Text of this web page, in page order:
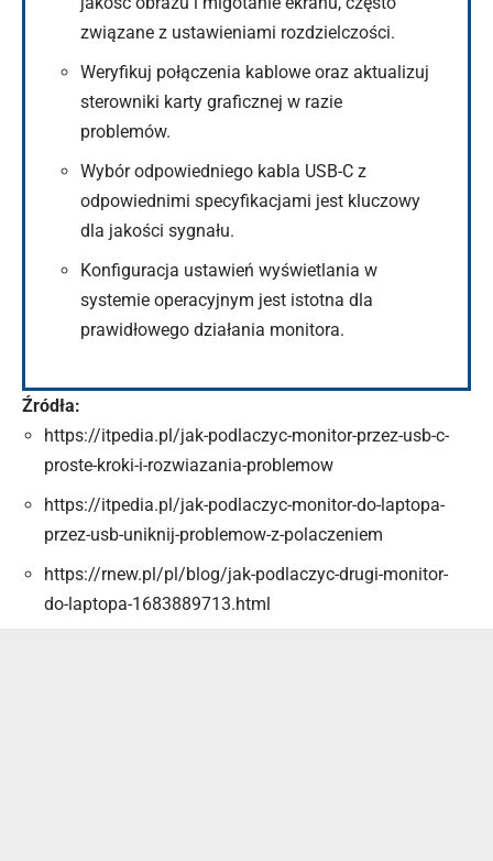
związane z ustawieniami rozdzielczości.
Weryfikuj połączenia kablowe oraz aktualizuj
sterowniki karty graficznej w razie
problemów.
Wybór odpowiedniego kabla USB-C z
odpowiednimi specyfikacjami jest kluczowy
dla jakości sygnału.
Konfiguracja ustawień wyświetlania w
systemie operacyjnym jest istotna dla
prawidłowego działania monitora.
Źródła:
https://itpedia.pl/jak-podlaczyc-monitor-przez-usb-c-
proste-kroki-i-rozwiazania-problemow
https://itpedia.pl/jak-podlaczyc-monitor-do-laptopa-
przez-usb-uniknij-problemow-z-polaczeniem
https://rnew.pl/pl/blog/jak-podlaczyc-drugi-monitor-
do-laptopa-1683889713.html